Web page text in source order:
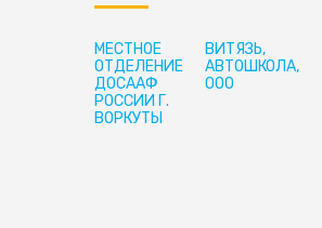
МЕСТНОЕ
ОТДЕЛЕНИЕ
ДОСААФ
РОССИИ Г.
ВОРКУТЫ
ВИТЯЗЬ,
АВТОШКОЛА,
ООО